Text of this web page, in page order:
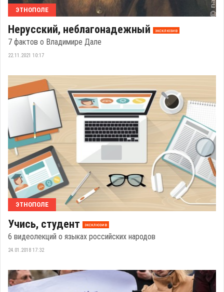
ЭТНОПОЛЕ
Нерусский, неблагонадежный эксклюзив
7 фактов о Владимире Дале
22.11.2021 10:17
ЭТНОПОЛЕ
Учись, студент эксклюзив
6 видеолекций о языках российских народов
24.01.2018 17:32